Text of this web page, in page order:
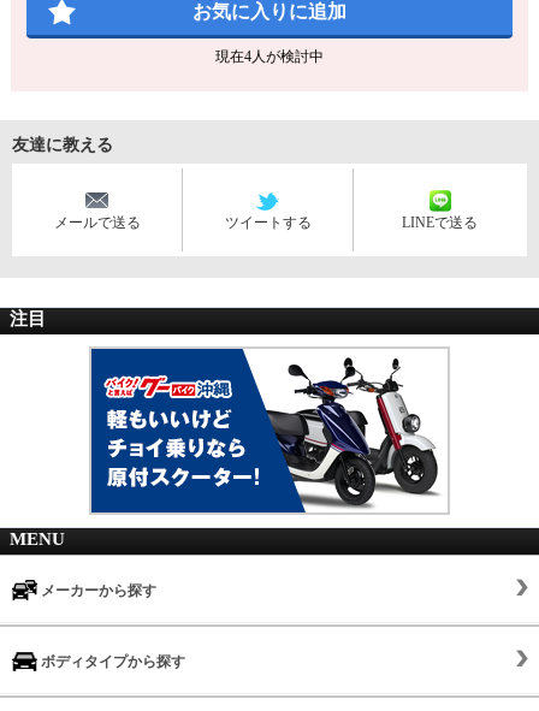
お気に入りに追加
現在4人が検討中
友達に教える
メールで送る ツイートする LINEで送る
注目
MENU
メーカーから探す
ボディタイプから探す